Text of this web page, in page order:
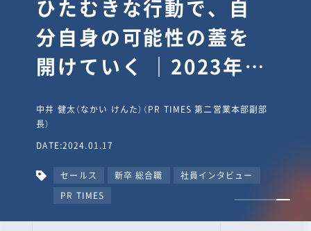
スを変え“予想を裏切
り、期待を超える”【真
輔塾・前編】
山田真輔（やまだ しんすけ）（執行役員 兼 Jooto事業部
長）
DATE:2023.09.08
カルチャー CxO キャリア入社 Jooto